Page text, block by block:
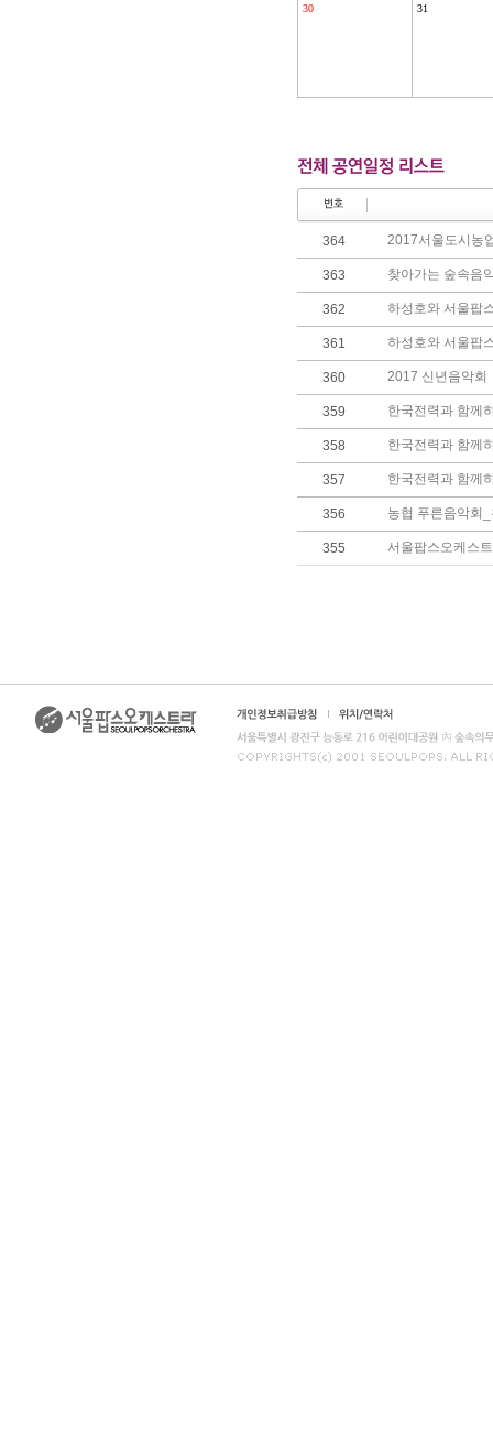
30 31
364 2017서울도시농
363 찾아가는 숲속음
362 하성호와 서울팝
361 하성호와 서울팝
360 2017 신년음악회
359 한국전력과 함께
358 한국전력과 함께
357 한국전력과 함께
356 농협 푸른음악회
355 서울팝스오케스